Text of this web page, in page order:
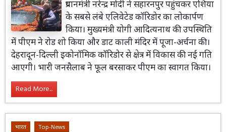
प्रधानमंत्री नरेन्द्र मोदी ने सहारनपुर पहुंचकर एशिया
के सबसे लंबे एलिवेटेड कॉरिडोर का लोकार्पण
किया। मुख्यमंत्री योगी आदित्यनाथ की उपस्थिति
में पीएम ने रोड शो किया और डाट काली मंदिर में पूजा-अर्चना की।
देहरादून-दिल्ली इकोनॉमिक कॉरिडोर से क्षेत्र में विकास की नई गति
आएगी। भारी जनसैलाब ने फूल बरसाकर पीएम का स्वागत किया।
Read More...
भारत Top-News